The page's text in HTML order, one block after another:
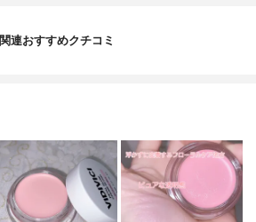
関連おすすめクチコミ